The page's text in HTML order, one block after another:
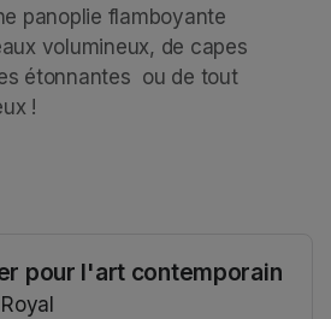
panoplie flamboyante
volumineux, de capes
étonnantes  ou de tout
!
pour l'art contemporain